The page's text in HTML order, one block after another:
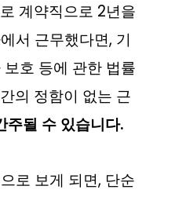
계약직으로 2년을
서 근무했다면, 기
호 등에 관한 법률
의 정함이 없는 근
주될 수 있습니다.
로 보게 되면, 단순